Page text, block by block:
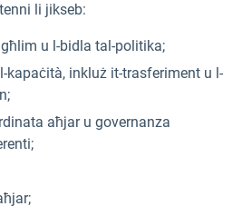
li jikseb:
u l-bidla tal-politika;
kapaċità, inkluż it-trasferiment u l-
aħjar u governanza